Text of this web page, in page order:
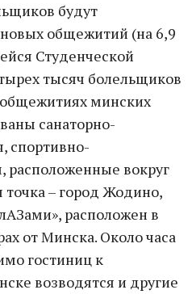
будут
общежитий (на 6,9
Студенческой
тысяч болельщиков
общежитиях минских
санаторно-
спортивно-
расположенные вокруг
– город Жодино,
расположен в
от Минска. Около часа
гостиниц к
возводятся и другие